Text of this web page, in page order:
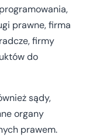
prawne, firma
firmy
do
sądy,
organy
prawem.